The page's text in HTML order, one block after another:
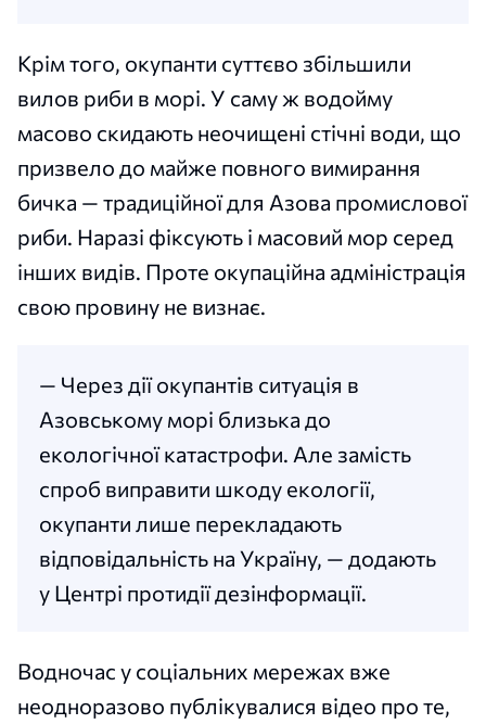
Крім того, окупанти суттєво збільшили
вилов риби в морі. У саму ж водойму
масово скидають неочищені стічні води, що
призвело до майже повного вимирання
бичка — традиційної для Азова промислової
риби. Наразі фіксують і масовий мор серед
інших видів. Проте окупаційна адміністрація
свою провину не визнає.
— Через дії окупантів ситуація в
Азовському морі близька до
екологічної катастрофи. Але замість
спроб виправити шкоду екології,
окупанти лише перекладають
відповідальність на Україну, — додають
у Центрі протидії дезінформації.
Водночас у соціальних мережах вже
неодноразово публікувалися відео про те,